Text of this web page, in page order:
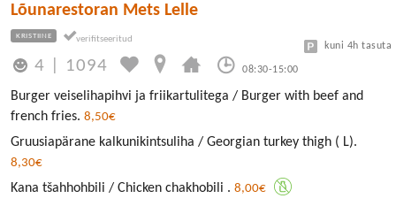
Lõunarestoran Mets Lelle
KRISTIINE
4 1094 08:30-15:00
kuni 4h tasuta
Burger veiselihapihvi ja friikartulitega / Burger with beef and
french fries. 8,50€
Gruusiapärane kalkunikintsuliha / Georgian turkey thigh ( L).
8,30€
Kana tšahhohbili / Chicken chakhobili . 8,00€